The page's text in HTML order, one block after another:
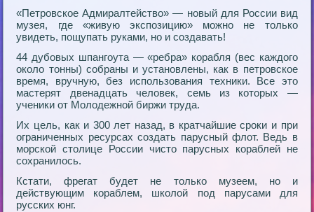
«Петровское Адмиралтейство» — новый для России вид
музея, где «живую экспозицию» можно не только
увидеть, пощупать руками, но и создавать!
44 дубовых шпангоута — «ребра» корабля (вес каждого
около тонны) собраны и установлены, как в петровское
время, вручную, без использования техники. Все это
мастерят двенадцать человек, семь из которых —
ученики от Молодежной биржи труда.
Их цель, как и 300 лет назад, в кратчайшие сроки и при
ограниченных ресурсах создать парусный флот. Ведь в
морской столице России чисто парусных кораблей не
сохранилось.
Кстати, фрегат будет не только музеем, но и
действующим кораблем, школой под парусами для
русских юнг.